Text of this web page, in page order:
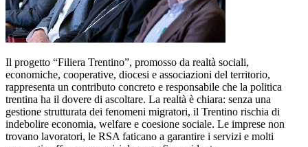
Il progetto “Filiera Trentino”, promosso da realtà sociali,
economiche, cooperative, diocesi e associazioni del territorio,
rappresenta un contributo concreto e responsabile che la politica
trentina ha il dovere di ascoltare. La realtà è chiara: senza una
gestione strutturata dei fenomeni migratori, il Trentino rischia di
indebolire economia, welfare e coesione sociale. Le imprese non
trovano lavoratori, le RSA faticano a garantire i servizi e molti